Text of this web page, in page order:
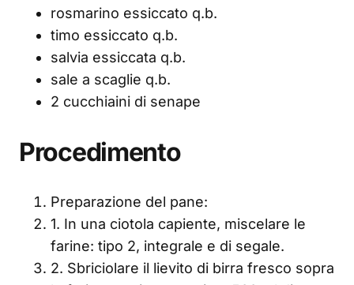
rosmarino essiccato q.b.
timo essiccato q.b.
salvia essiccata q.b.
sale a scaglie q.b.
2 cucchiaini di senape
Procedimento
Preparazione del pane:
1. In una ciotola capiente, miscelare le
farine: tipo 2, integrale e di segale.
2. Sbriciolare il lievito di birra fresco sopra